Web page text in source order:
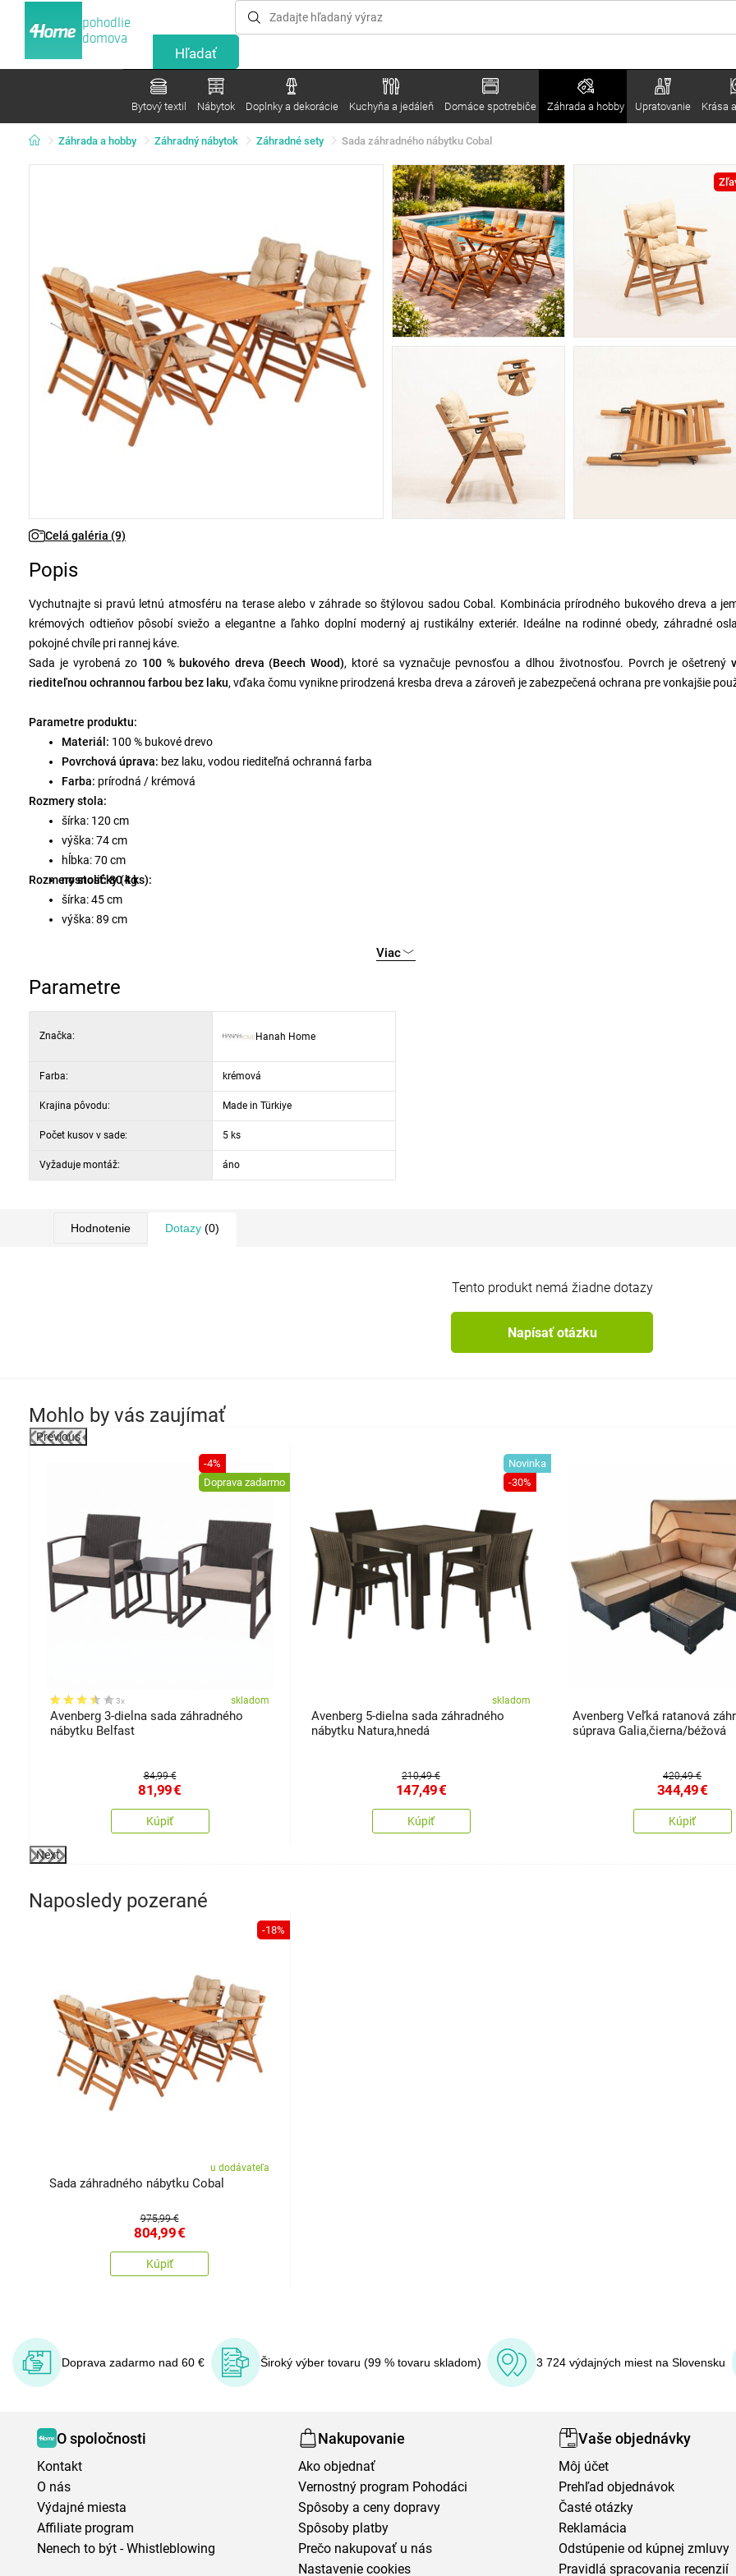
pohodlie
domova
Bytový textil Nábytok Doplnky a dekorácie Kuchyňa a jedáleň Domáce spotrebiče Záhrada a hobby Upratovanie Krása
Záhrada a hobby Záhradný nábytok Záhradné sety Sada záhradného nábytku Cobal
Celá galéria (9)
Popis
Vychutnajte si pravú letnú atmosféru na terase alebo v záhrade so štýlovou sadou Cobal. Kombinácia prírodného bukového dreva a
krémových odtieňov pôsobí sviežo a elegantne a ľahko doplní moderný aj rustikálny exteriér. Ideálne na rodinné obedy, záhradné
pokojné chvíle pri rannej káve.
Sada je vyrobená zo 100 % bukového dreva (Beech Wood), ktoré sa vyznačuje pevnosťou a dlhou životnosťou. Povrch je ošetrený
riediteľnou ochrannou farbou bez laku, vďaka čomu vynikne prirodzená kresba dreva a zároveň je zabezpečená ochrana pre vonkajšie
Parametre produktu:
Materiál: 100 % bukové drevo
Povrchová úprava: bez laku, vodou riediteľná ochranná farba
Farba: prírodná / krémová
Rozmery stola:
šírka: 120 cm
výška: 74 cm
hĺbka: 70 cm
nosnosť: 80 kg
Rozmery stoličky (4 ks):
šírka: 45 cm
výška: 89 cm
Viac
Parametre
Značka: Hanah Home
Farba: krémová
Krajina pôvodu: Made in Türkiye
Počet kusov v sade: 5 ks
Vyžaduje montáž: áno
Hodnotenie Dotazy (0)
Tento produkt nemá žiadne dotazy
Napísať otázku
Mohlo by vás zaujímať
Previous
-4%
Doprava zadarmo
3x skladom
Avenberg 3-dielna sada záhradného
nábytku Belfast
84,99 €
81,99€
Kúpiť
Novinka
-30%
skladom
Avenberg 5-dielna sada záhradného
nábytku Natura,hnedá
210,49 €
147,49€
Kúpiť
Avenberg Veľká ratanová
súprava Galia,čierna/béžová
420,49 €
344,49€
Kúpiť
Next
Naposledy pozerané
-18%
u dodávateľa
Sada záhradného nábytku Cobal
975,99 €
804,99€
Kúpiť
Doprava zadarmo nad 60 € Široký výber tovaru (99 % tovaru skladom) 3 724 výdajných miest na Slovensku
O spoločnosti
Kontakt
O nás
Výdajné miesta
Affiliate program
Nenech to být - Whistleblowing
Nakupovanie
Ako objednať
Vernostný program Pohodáci
Spôsoby a ceny dopravy
Spôsoby platby
Prečo nakupovať u nás
Nastavenie cookies
Vaše objednávky
Môj účet
Prehľad objednávok
Časté otázky
Reklamácia
Odstúpenie od kúpnej zmluvy
Pravidlá spracovania recenzií